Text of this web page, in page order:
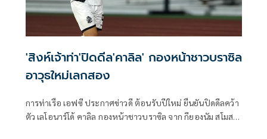
'สิงห์เจ้าท่า'ปิดดีล'คาลิล' กองหน้าชาวบราซิล
อาวุธใหม่เลกสอง⁣
การท่าเรือ เอฟซี ประกาศข่าวดี ต้อนรับปีใหม่ ยืนยันปิดดีลคว้า
ตัว เลโอนาร์โด้ คาลิล กองหน้าชาวบราซิล จาก กียองนัม สโมสร